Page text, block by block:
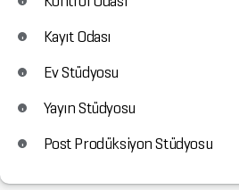
Kayıt Odası
Ev Stüdyosu
Yayın Stüdyosu
Post Prodüksiyon Stüdyosu